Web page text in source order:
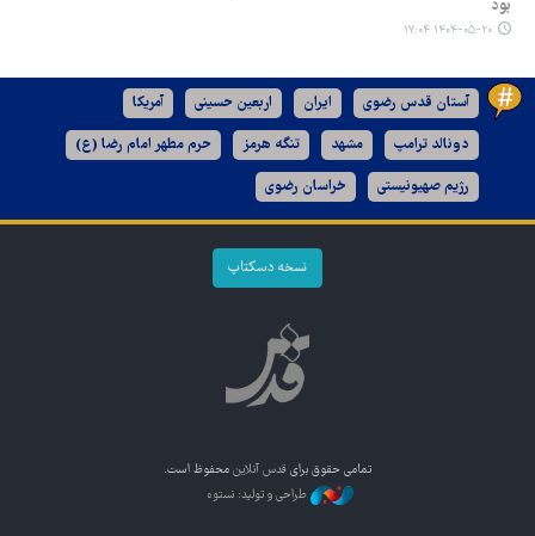
بود
۱۴۰۴-۰۵-۲۰ ۱۷:۰۴
آستان قدس رضوی ایران اربعین حسینی آمریکا
دونالد ترامپ مشهد تنگه هرمز حرم مطهر امام رضا (ع)
رژیم صهیونیستی خراسان رضوی
نسخه دسکتاپ
تمامی حقوق برای قدس آنلاین محفوظ است.
طراحی و تولید: نستوه